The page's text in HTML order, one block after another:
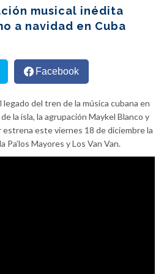
musical inédita
a navidad en Cuba
Facebook
legado del tren de la música cubana en
la isla, la agrupación Maykel Blanco y
estrena este viernes 18 de diciembre la
Pa’los Mayores y Los Van Van.